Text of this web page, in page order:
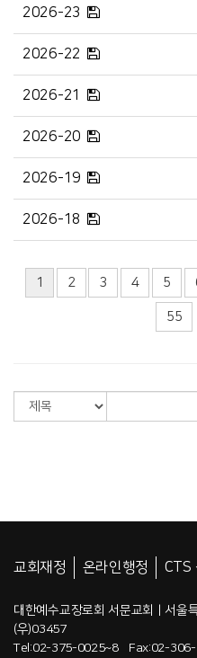
2026-23
2026-22
2026-21
2026-20
2026-19
2026-18
1 2 3 4 5
55
교회재정 온라인행정 CTS
대한예수교장로회 서문교회 | 서울
(우)03457
Tel:02-375-0025~8 Fax:02-